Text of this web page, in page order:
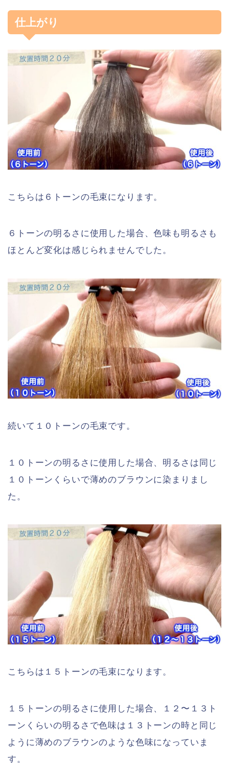
仕上がり
こちらは６トーンの毛束になります。
６トーンの明るさに使用した場合、色味も明るさも
ほとんど変化は感じられませんでした。
続いて１０トーンの毛束です。
１０トーンの明るさに使用した場合、明るさは同じ
１０トーンくらいで薄めのブラウンに染まりまし
た。
こちらは１５トーンの毛束になります。
１５トーンの明るさに使用した場合、１２〜１３ト
ーンくらいの明るさで色味は１３トーンの時と同じ
ように薄めのブラウンのような色味になっていま
す。